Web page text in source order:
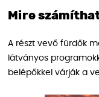
Mire
A részt vevő fürdők
látványos
belépőkkel várják a